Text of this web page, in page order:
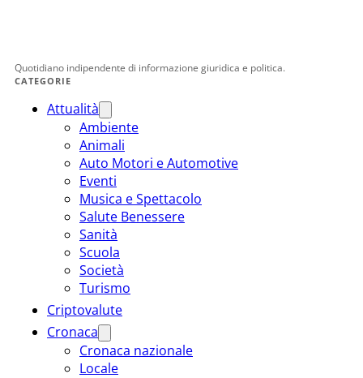
Quotidiano indipendente di informazione giuridica e politica.
CATEGORIE
Attualità
Ambiente
Animali
Auto Motori e Automotive
Eventi
Musica e Spettacolo
Salute Benessere
Sanità
Scuola
Società
Turismo
Criptovalute
Cronaca
Cronaca nazionale
Locale